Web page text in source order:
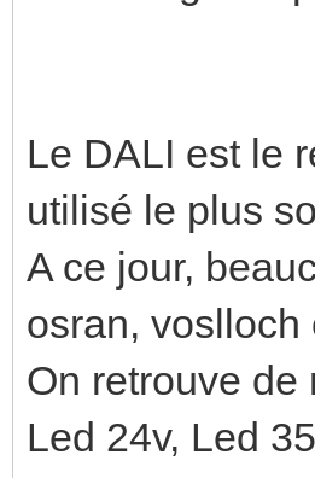
Le DALI est le
utilisé le plus
A ce jour,
osran, voslloch
On retrouve de
Led 24v, Led